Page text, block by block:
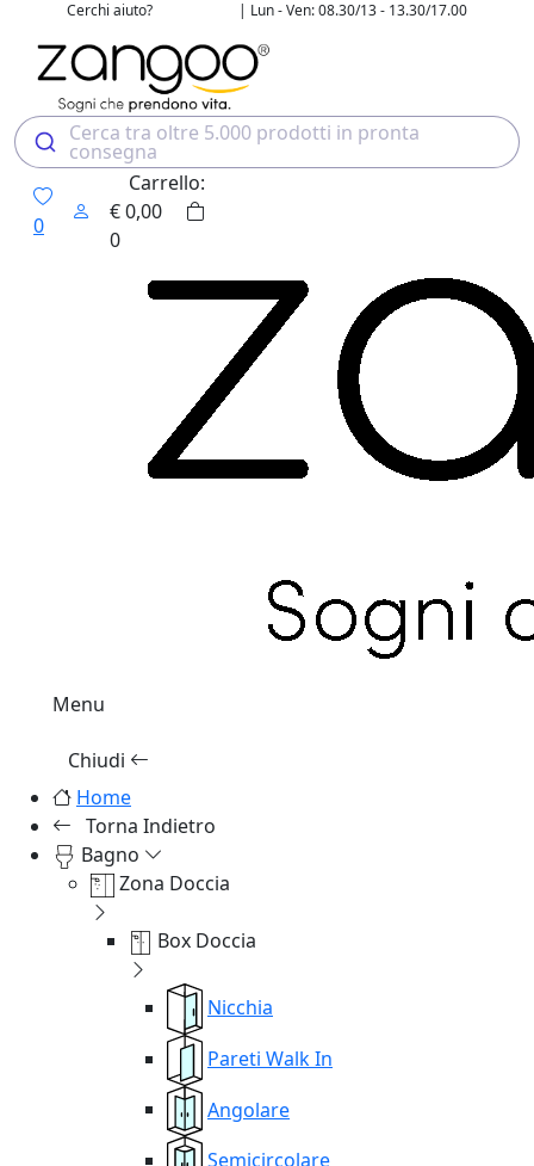
Cerchi aiuto? | Lun - Ven: 08.30/13 - 13.30/17.00
Cerca tra oltre 5.000 prodotti in pronta
consegna
0
Carrello:
€0,00
0
Menu
Chiudi
Home
Torna Indietro
Bagno
Zona Doccia
Box Doccia
Nicchia
Pareti Walk In
Angolare
Semicircolare